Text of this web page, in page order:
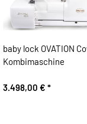
baby lock OVATION
Kombimaschine
3.498,00 € *